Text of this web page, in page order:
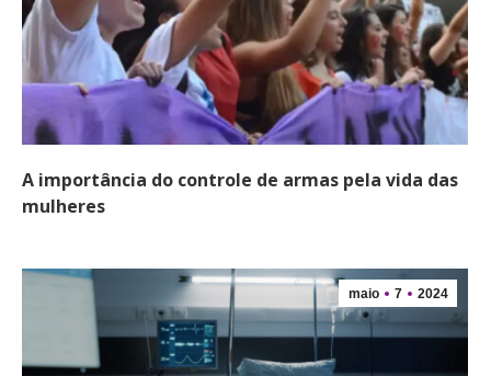
A importância do controle de armas pela vida das
mulheres
maio 7 2024